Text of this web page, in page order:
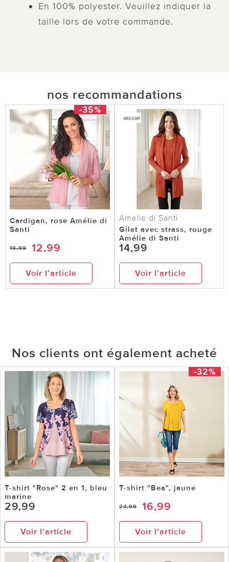
En 100% polyester. Veuillez indiquer la
taille lors de votre commande.
nos recommandations
-35%
Cardigan, rose Amélie di
Santi
19,99 12,99
Voir l’article
Amelie di Santi
Gilet avec strass, rouge
Amélie di Santi
14,99
Voir l’article
Nos clients ont également acheté
T-shirt "Rose" 2 en 1, bleu
marine
29,99
Voir l’article
-32%
T-shirt "Bea", jaune
24,99 16,99
Voir l’article